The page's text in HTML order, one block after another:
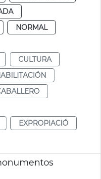
NORMAL
CULTURA
EXPROPIACIÓ